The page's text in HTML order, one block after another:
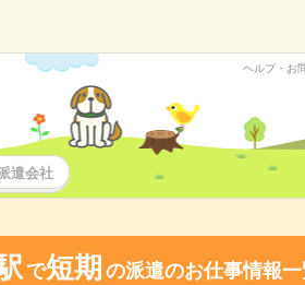
ヘルプ・お
遣会社
で短期 の派遣のお仕事情報一